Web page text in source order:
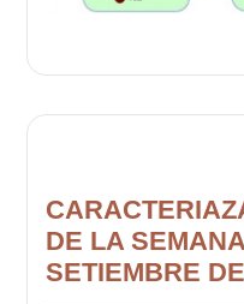
DE LA
SETIEMBRE